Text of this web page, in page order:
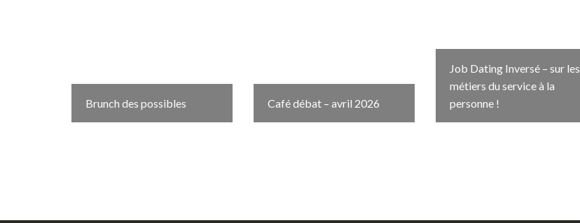
Brunch des possibles Café débat – avril 2026
Job Dating Inversé – sur les
métiers du service à la
personne !